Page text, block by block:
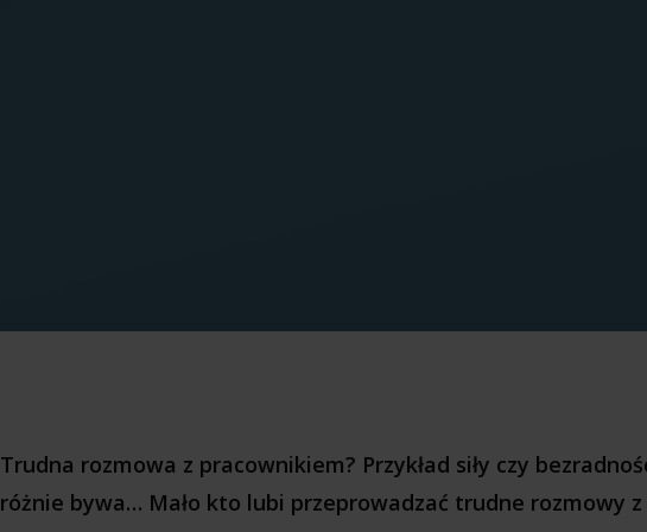
Trudna rozmowa z pracownikiem? Przykład siły czy
różnie bywa… Mało kto lubi przeprowadzać trudne rozmowy z